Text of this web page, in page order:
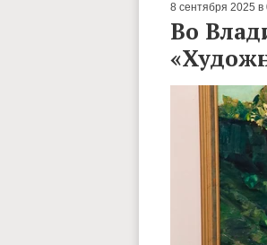
8 сентября 2025 в
Во